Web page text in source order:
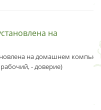
на
на домашнем
- доверие)